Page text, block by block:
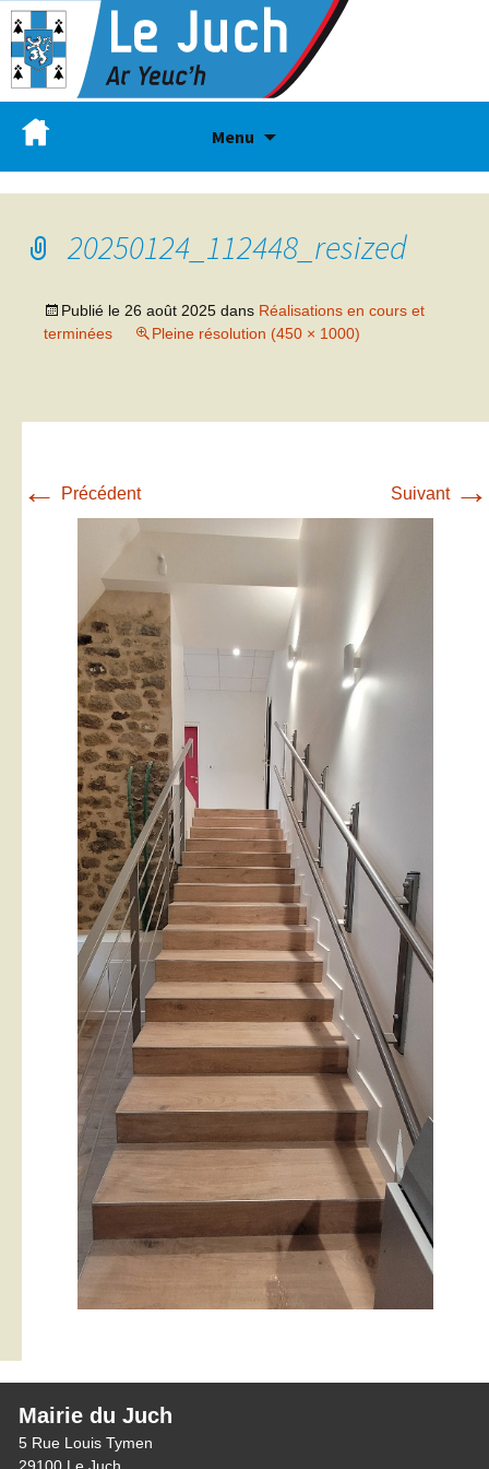
Menu
20250124_112448_resized
Publié le 26 août 2025 dans Réalisations en cours et
terminées
Pleine résolution (450 × 1000)
← Précédent Suivant →
Mairie du Juch
5 Rue Louis Tymen